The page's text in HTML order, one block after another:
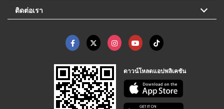
ติดต่อเรา
ดาวน์โหลดแอปพลิเคชัน